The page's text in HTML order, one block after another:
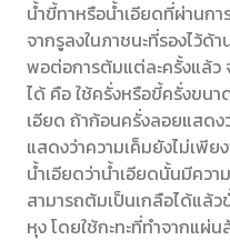
น้ำขี้ทาหรือน้ำเอียดที่ผ่านก
จากรูลงในภาชนะที่รองไว้ด้
พอต่อการต้มแต่ละครั้งแล้ว
ได้ คือ ใช้ครั่งหรือขี้ครั่งขน
เอียด ถ้าก้อนครั่งลอยแสดง
แสดงว่าความเค็มยังไม่เพีย
น้ำเอียดว่าน้ำเอียดนั้นมีคว
สามารถต้มเป็นเกลือได้แล้
หุง โดยใช้กะทะที่ทำจากแผ่